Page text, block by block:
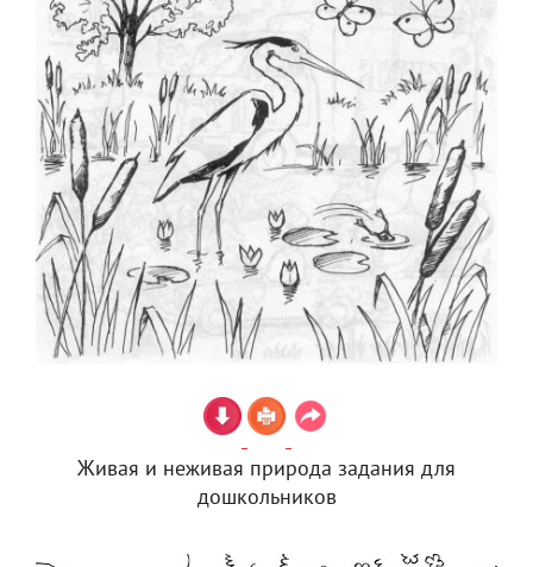
Живая и неживая природа задания для
дошкольников